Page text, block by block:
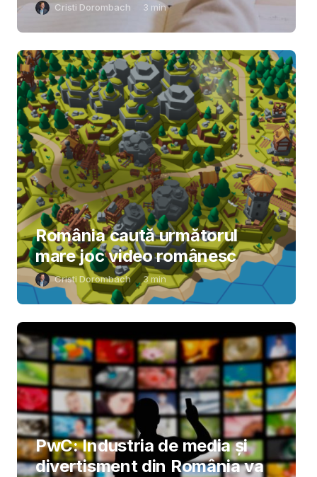
Cristi Dorombach 3 min
România caută următorul
mare joc video românesc
Cristi Dorombach 3min
PwC: Industria de media și
divertisment din România va